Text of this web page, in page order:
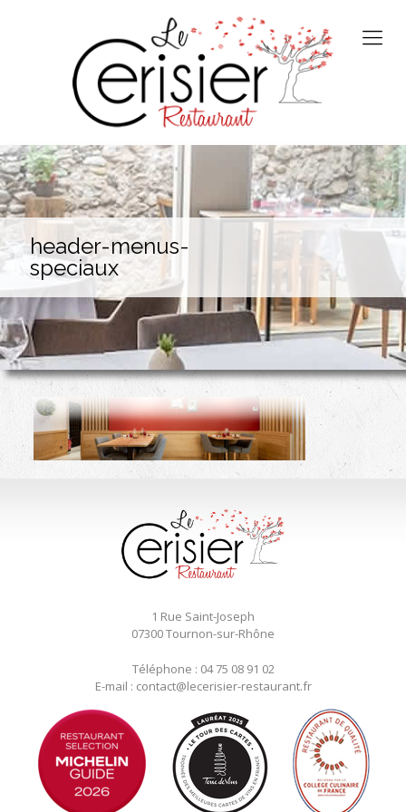
header-menus-
speciaux
1 Rue Saint-Joseph
07300 Tournon-sur-Rhône
Téléphone : 04 75 08 91 02
E-mail : contact@lecerisier-restaurant.fr